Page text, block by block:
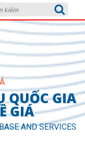
QUỐC GIA
GIÁ
AND SERVICES